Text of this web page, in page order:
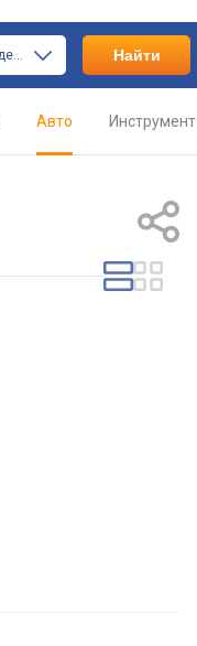
только подогрев сидений Найти
Авто Инструмент